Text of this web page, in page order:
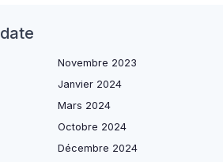
Novembre 2023
Janvier 2024
Mars 2024
Octobre 2024
Décembre 2024